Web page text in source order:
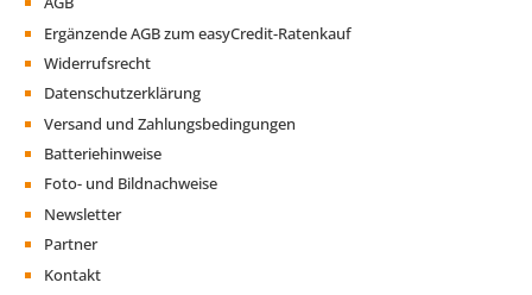
Ergänzende AGB zum easyCredit-Ratenkauf
Widerrufsrecht
Datenschutzerklärung
Versand und Zahlungsbedingungen
Batteriehinweise
Foto- und Bildnachweise
Newsletter
Partner
Kontakt